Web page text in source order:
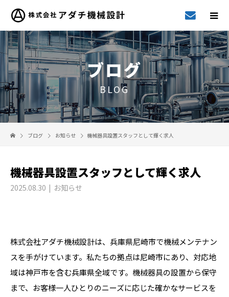
ブログ
BLOG
ブログ お知らせ 機械器具設置スタッフとして輝く求人
機械器具設置スタッフとして輝く求人
2025.08.30 お知らせ
株式会社アダチ機械設計は、兵庫県尼崎市で機械メンテナン
スを手がけています。私たちの拠点は尼崎市にあり、対応地
域は神戸市を含む兵庫県全域です。機械器具の設置から保守
まで、お客様一人ひとりのニーズに応じた確かなサービスを